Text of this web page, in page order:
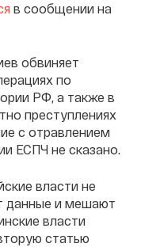
в сообщении на
обвиняет
по
РФ, а также в
преступлениях
с отравлением
ЕСПЧ не сказано.
власти не
данные и мешают
власти
статью